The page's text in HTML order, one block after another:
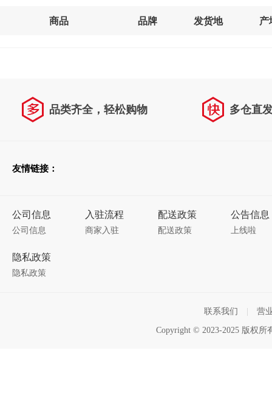
商品 品牌 发货地 产
品类齐全，轻松购物 多仓直
友情链接：
公司信息
公司信息
入驻流程
商家入驻
配送政策
配送政策
公告信息
上线啦
隐私政策
隐私政策
联系我们 营
Copyright © 2023-2025 版权所